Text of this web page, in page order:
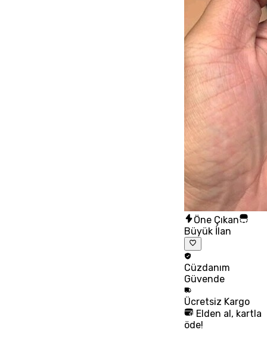
Öne Çıkan
Büyük İlan
Cüzdanım
Güvende
Ücretsiz Kargo
Elden al, kartla
öde!